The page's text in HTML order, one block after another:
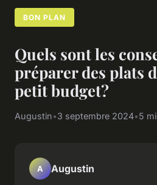
BON PLAN
Quels sont les
préparer des plats
petit budget?
Augustin•3 septembre 2024•5
A Augustin